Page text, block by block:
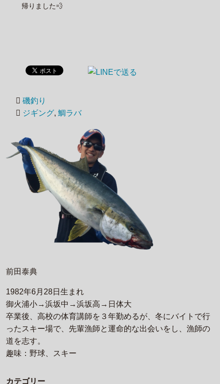
帰りました💨
磯釣り
ジギング, 鯛ラバ
前田泰典
1982年6月28日生まれ
御火浦小→浜坂中→浜坂高→日体大
卒業後、高校の体育講師を３年勤めるが、冬にバイトで行
ったスキー場で、先輩漁師と運命的な出会いをし、漁師の
道を志す。
趣味：野球、スキー
カテゴリー